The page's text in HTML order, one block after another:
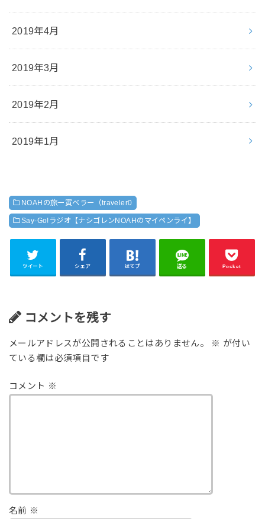
2019年4月
2019年3月
2019年2月
2019年1月
NOAHの旅ー寅ベラー（traveler0
Say-Go!ラジオ【ナシゴレンNOAHのマイペンライ】
ツイート シェア はてブ 送る Pocket
コメントを残す
メールアドレスが公開されることはありません。 ※ が付い
ている欄は必須項目です
コメント ※
名前 ※